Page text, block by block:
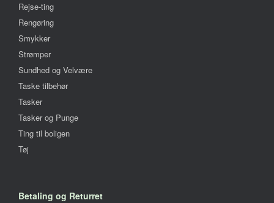
Rejse-ting
Rengøring
Smykker
Strømper
Sundhed og Velvære
Taske tilbehør
Tasker
Tasker og Punge
Ting til boligen
Tøj
Betaling og Returret